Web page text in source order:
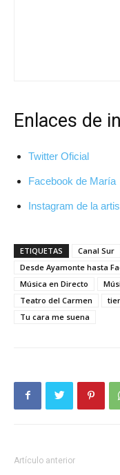
Enlaces de
Twitter Oficial
Facebook de María
Instagram de la
ETIQUETAS Canal Sur
Desde Ayamonte hasta
Música en Directo
Teatro del Carmen
Tu cara me suena
Artículo anterior